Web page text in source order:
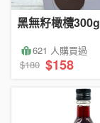
黑無籽橄欖300g
621 人購買過
$180 $158